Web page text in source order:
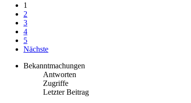
1
2
3
4
5
Nächste
Bekanntmachungen
Antworten
Zugriffe
Letzter Beitrag